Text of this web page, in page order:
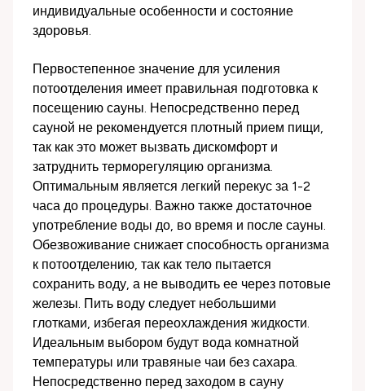
индивидуальные особенности и состояние
здоровья.
Первостепенное значение для усиления
потоотделения имеет правильная подготовка к
посещению сауны. Непосредственно перед
сауной не рекомендуется плотный прием пищи,
так как это может вызвать дискомфорт и
затруднить терморегуляцию организма.
Оптимальным является легкий перекус за 1-2
часа до процедуры. Важно также достаточное
употребление воды до, во время и после сауны.
Обезвоживание снижает способность организма
к потоотделению, так как тело пытается
сохранить воду, а не выводить ее через потовые
железы. Пить воду следует небольшими
глотками, избегая переохлаждения жидкости.
Идеальным выбором будут вода комнатной
температуры или травяные чаи без сахара.
Непосредственно перед заходом в сауну